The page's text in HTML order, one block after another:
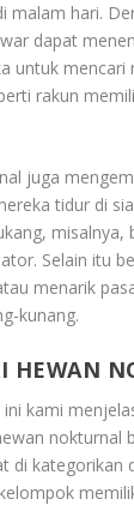
malam hari.
dapat
untuk
rakun
juga
tidur di
Selain itu
menarik
kunang.
HEWAN
ini kami
nokturnal
di